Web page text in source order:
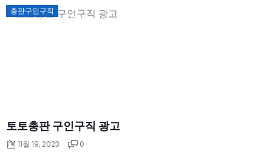
총판구인구직
토토총판 구인구직 광고
Posted
on
11월 19, 2023 0